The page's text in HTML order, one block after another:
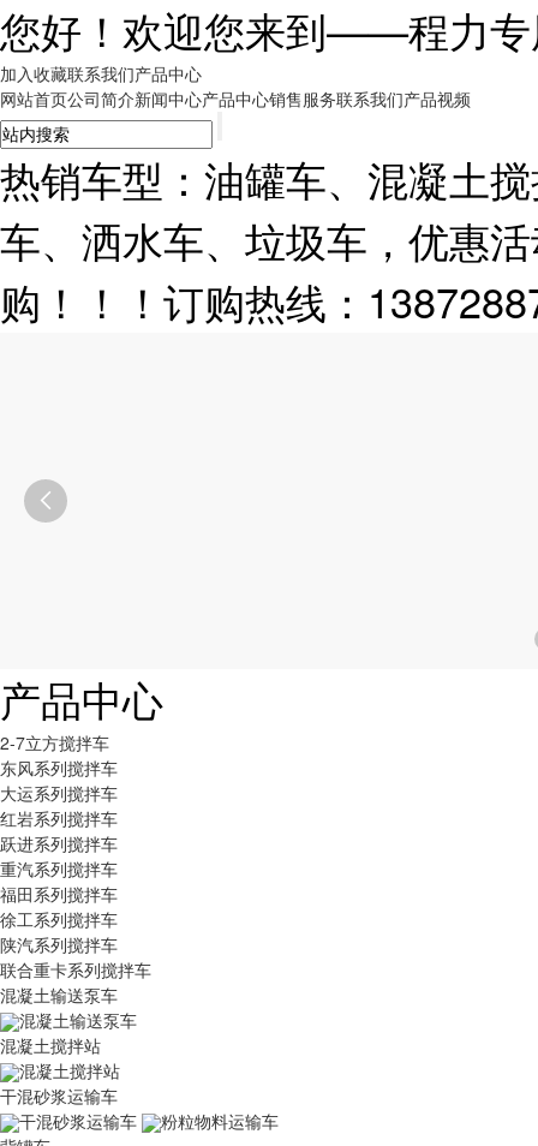
您好！欢迎您来到——程力
加入收藏联系我们产品中心
网站首页公司简介新闻中心产品中心销售服务联系我们产品视频
热销车型：油罐车、混凝土
车、洒水车、垃圾车，优惠
购！！！订购热线：

产品中心
2-7立方搅拌车
东风系列搅拌车
大运系列搅拌车
红岩系列搅拌车
跃进系列搅拌车
重汽系列搅拌车
福田系列搅拌车
徐工系列搅拌车
陕汽系列搅拌车
联合重卡系列搅拌车
混凝土输送泵车
混凝土输送泵车
混凝土搅拌站
混凝土搅拌站
干混砂浆运输车
干混砂浆运输车
粉粒物料运输车